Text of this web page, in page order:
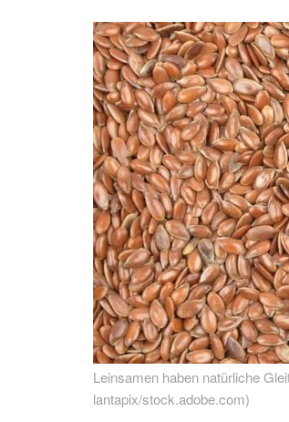
Leinsamen haben natürliche
lantapix/stock.adobe.com)